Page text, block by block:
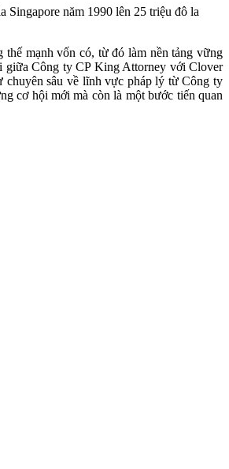
năm 1990 lên 25 triệu đô la
mạnh vốn có, từ đó làm nền tảng vững
giữa Công ty CP King Attorney với Clover
chuyên sâu về lĩnh vực pháp lý từ Công ty
cơ hội mới mà còn là một bước tiến quan